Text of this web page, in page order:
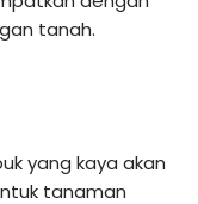
tanah.
yang kaya akan
tanaman